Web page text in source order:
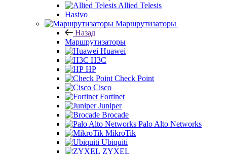
Allied Telesis
Hasivo
Маршрутизаторы
Назад
Маршрутизаторы
Huawei
H3C
HP
Check Point
Cisco
Fortinet
Juniper
Brocade
Palo Alto Networks
MikroTik
Ubiquiti
ZYXEL